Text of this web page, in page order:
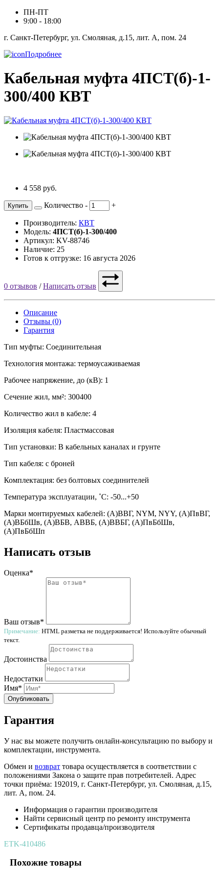
ПН-ПТ
9:00 - 18:00
г. Санкт-Петербург, ул. Смоляная, д.15, лит. А, пом. 24
Подробнее
Кабельная муфта 4ПСТ(б)-1-
300/400 КВТ
4 558 руб.
Купить Количество - +
Производитель: КВТ
Модель: 4ПСТ(б)-1-300/400
Артикул: KV-88746
Наличие: 25
Готов к отгрузке: 16 августа 2026
0 отзывов /Написать отзыв
Описание
Отзывы (0)
Гарантия
Тип муфты: Соединительная
Технология монтажа: термоусаживаемая
Рабочее напряжение, до (кВ): 1
Сечение жил, мм²: 300400
Количество жил в кабеле: 4
Изоляция кабеля: Пластмассовая
Тип установки: В кабельных каналах и грунте
Тип кабеля: с броней
Комплектация: без болтовых соединителей
Температура эксплуатации, ˚С: -50...+50
Марки монтируемых кабелей: (А)ВВГ, NYM, NYY, (А)ПвВГ,
(А)ВБбШв, (А)ВБВ, АВВБ, (А)ВВБГ, (А)ПвБбШв,
(А)ПвБбШп
Написать отзыв
Оценка*
Ваш отзыв*
Примечание: HTML разметка не поддерживается! Используйте обычный
текст.
Достоинства
Недостатки
Имя*
Опубликовать
Гарантия
У нас вы можете получить онлайн-консультацию по выбору и
комплектации, инструмента.
Обмен и возврат товара осуществляется в соответствии с
положениями Закона о защите прав потребителей. Адрес
точки приёма: 192019, г. Санкт-Петербург, ул. Смоляная, д.15,
лит. А, пом. 24.
Информация о гарантии производителя
Найти сервисный центр по ремонту инструмента
Сертификаты продавца/производителя
ETK-410486
Похожие товары